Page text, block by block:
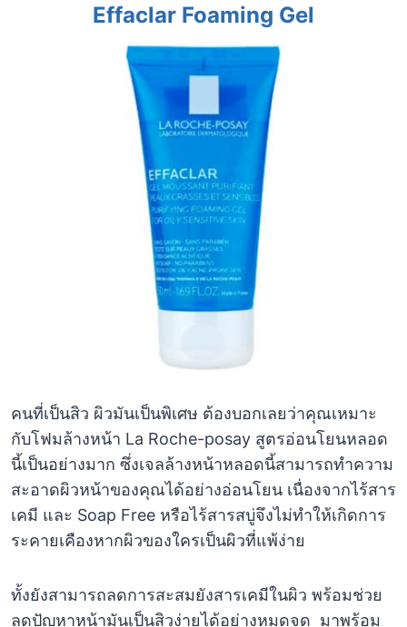
Effaclar Foaming Gel
คนที่เป็นสิว ผิวมันเป็นพิเศษ ต้องบอกเลยว่าคุณเหมาะ
กับโฟมล้างหน้า La Roche-posay สูตรอ่อนโยนหลอด
นี้เป็นอย่างมาก ซึ่งเจลล้างหน้าหลอดนี้สามารถทำความ
สะอาดผิวหน้าของคุณได้อย่างอ่อนโยน เนื่องจากไร้สาร
เคมี และ Soap Free หรือไร้สารสบู่จึงไม่ทำให้เกิดการ
ระคายเคืองหากผิวของใครเป็นผิวที่แพ้ง่าย
ทั้งยังสามารถลดการสะสมยังสารเคมีในผิว พร้อมช่วย
ลดปัญหาหน้ามันเป็นสิวง่ายได้อย่างหมดจด มาพร้อม